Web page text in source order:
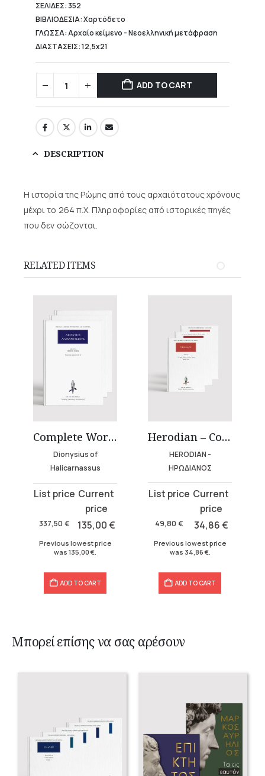
ΣΕΛΙΔΕΣ: 352
ΒΙΒΛΙΟΔΕΣΙΑ: Χαρτόδετο
ΓΛΩΣΣΑ: Αρχαίο κείμενο - Νεοελληνική μετάφραση
ΔΙΑΣΤΑΣΕΙΣ: 12,5x21
ADD TO CART
DESCRIPTION
Η ιστορία της Ρώμης από τους αρχαιότατους χρόνους
μέχρι το 264 π.Χ. Πληροφορίες από ιστορικές πηγές
που δεν σώζονται.
RELATED ITEMS
Complete Works of Dionysius of Halicarnassus (19 volumes)
Dionysius of
Halicarnassus
337,50 €
Original
was:
135,00€
Current
is:
Previous lowest price
was 135,00 €
ADD TO CART
Herodian – Complete Works (3 volumes)
HERODIAN -
ΗΡΩΔΙΑΝΟΣ
49,80 €
Original
was:
34,86€
Current
is:
Previous lowest price
was 34,86 €.
ADD TO CART
Μπορεί επίσης να σας αρέσουν